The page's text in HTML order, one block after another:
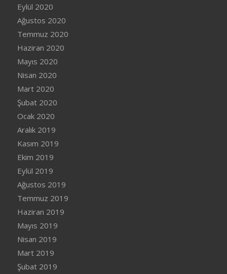
Eylül 2020
Ağustos 2020
Temmuz 2020
Haziran 2020
Mayıs 2020
Nisan 2020
Mart 2020
Şubat 2020
Ocak 2020
Aralık 2019
Kasım 2019
Ekim 2019
Eylül 2019
Ağustos 2019
Temmuz 2019
Haziran 2019
Mayıs 2019
Nisan 2019
Mart 2019
Şubat 2019